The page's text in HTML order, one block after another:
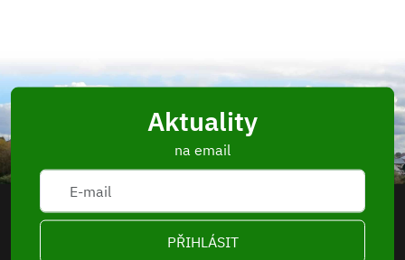
Aktuality
na email
PŘIHLÁSIT